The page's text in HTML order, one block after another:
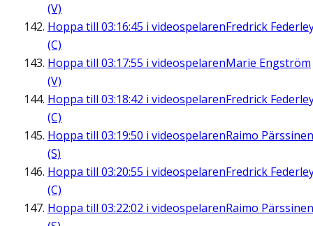
(V)
Hoppa till 03:16:45 i videospelarenFredrick
(C)
Hoppa till 03:17:55 i videospelarenMarie Engström
(V)
Hoppa till 03:18:42 i videospelarenFredrick
(C)
Hoppa till 03:19:50 i videospelarenRaimo Pärssinen
(S)
Hoppa till 03:20:55 i videospelarenFredrick
(C)
Hoppa till 03:22:02 i videospelarenRaimo Pärssinen